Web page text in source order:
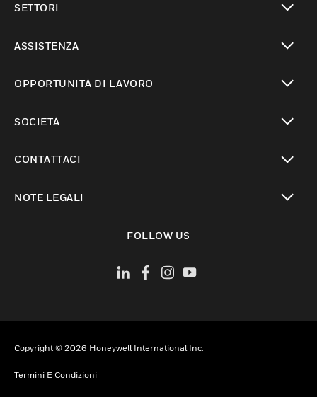
SETTORI
ASSISTENZA
OPPORTUNITÀ DI LAVORO
SOCIETÀ
CONTATTACI
NOTE LEGALI
FOLLOW US
Copyright © 2026 Honeywell International Inc.
Termini E Condizioni